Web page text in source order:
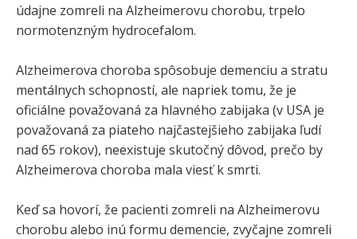
údajne zomreli na Alzheimerovu chorobu, trpelo
normotenzným hydrocefalom.
Alzheimerova choroba spôsobuje demenciu a stratu
mentálnych schopností, ale napriek tomu, že je
oficiálne považovaná za hlavného zabijaka (v USA je
považovaná za piateho najčastejšieho zabijaka ľudí
nad 65 rokov), neexistuje skutočný dôvod, prečo by
Alzheimerova choroba mala viesť k smrti.
Keď sa hovorí, že pacienti zomreli na Alzheimerovu
chorobu alebo inú formu demencie, zvyčajne zomreli